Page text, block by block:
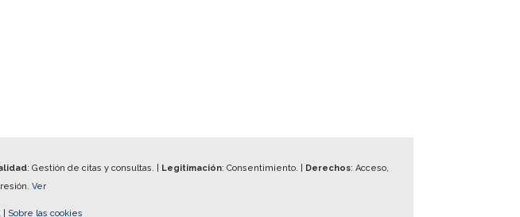
: Gestión de citas y consultas. | Legitimación: Consentimiento. | Derechos: Acceso,
Ver
Sobre las cookies